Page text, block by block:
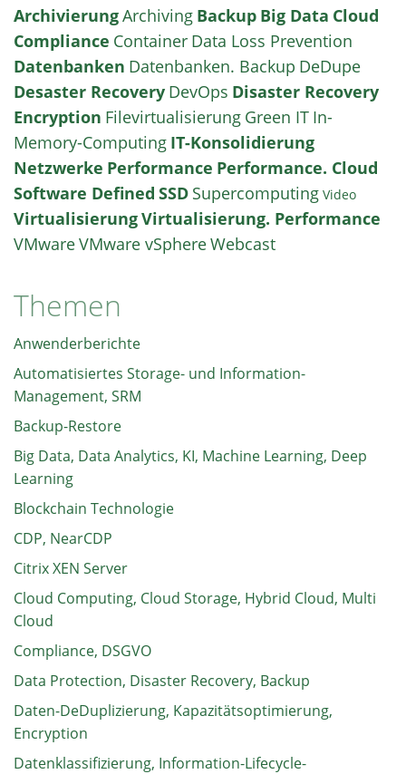
ArchivierungArchiving Backup Big Data Cloud
Compliance Container Data Loss Prevention
Datenbanken Datenbanken. Backup DeDupe
Desaster Recovery DevOps Disaster Recovery
Encryption Filevirtualisierung Green IT In-
Memory-Computing IT-Konsolidierung
Netzwerke Performance Performance. Cloud
Software Defined SSD Supercomputing Video
VirtualisierungVirtualisierung. Performance
VMwareVMware vSphereWebcast
Themen
Anwenderberichte
Automatisiertes Storage- und Information-
Management, SRM
Backup-Restore
Big Data, Data Analytics, KI, Machine Learning, Deep
Learning
Blockchain Technologie
CDP, NearCDP
Citrix XEN Server
Cloud Computing, Cloud Storage, Hybrid Cloud, Multi
Cloud
Compliance, DSGVO
Data Protection, Disaster Recovery, Backup
Daten-DeDuplizierung, Kapazitätsoptimierung,
Encryption
Datenklassifizierung, Information-Lifecycle-